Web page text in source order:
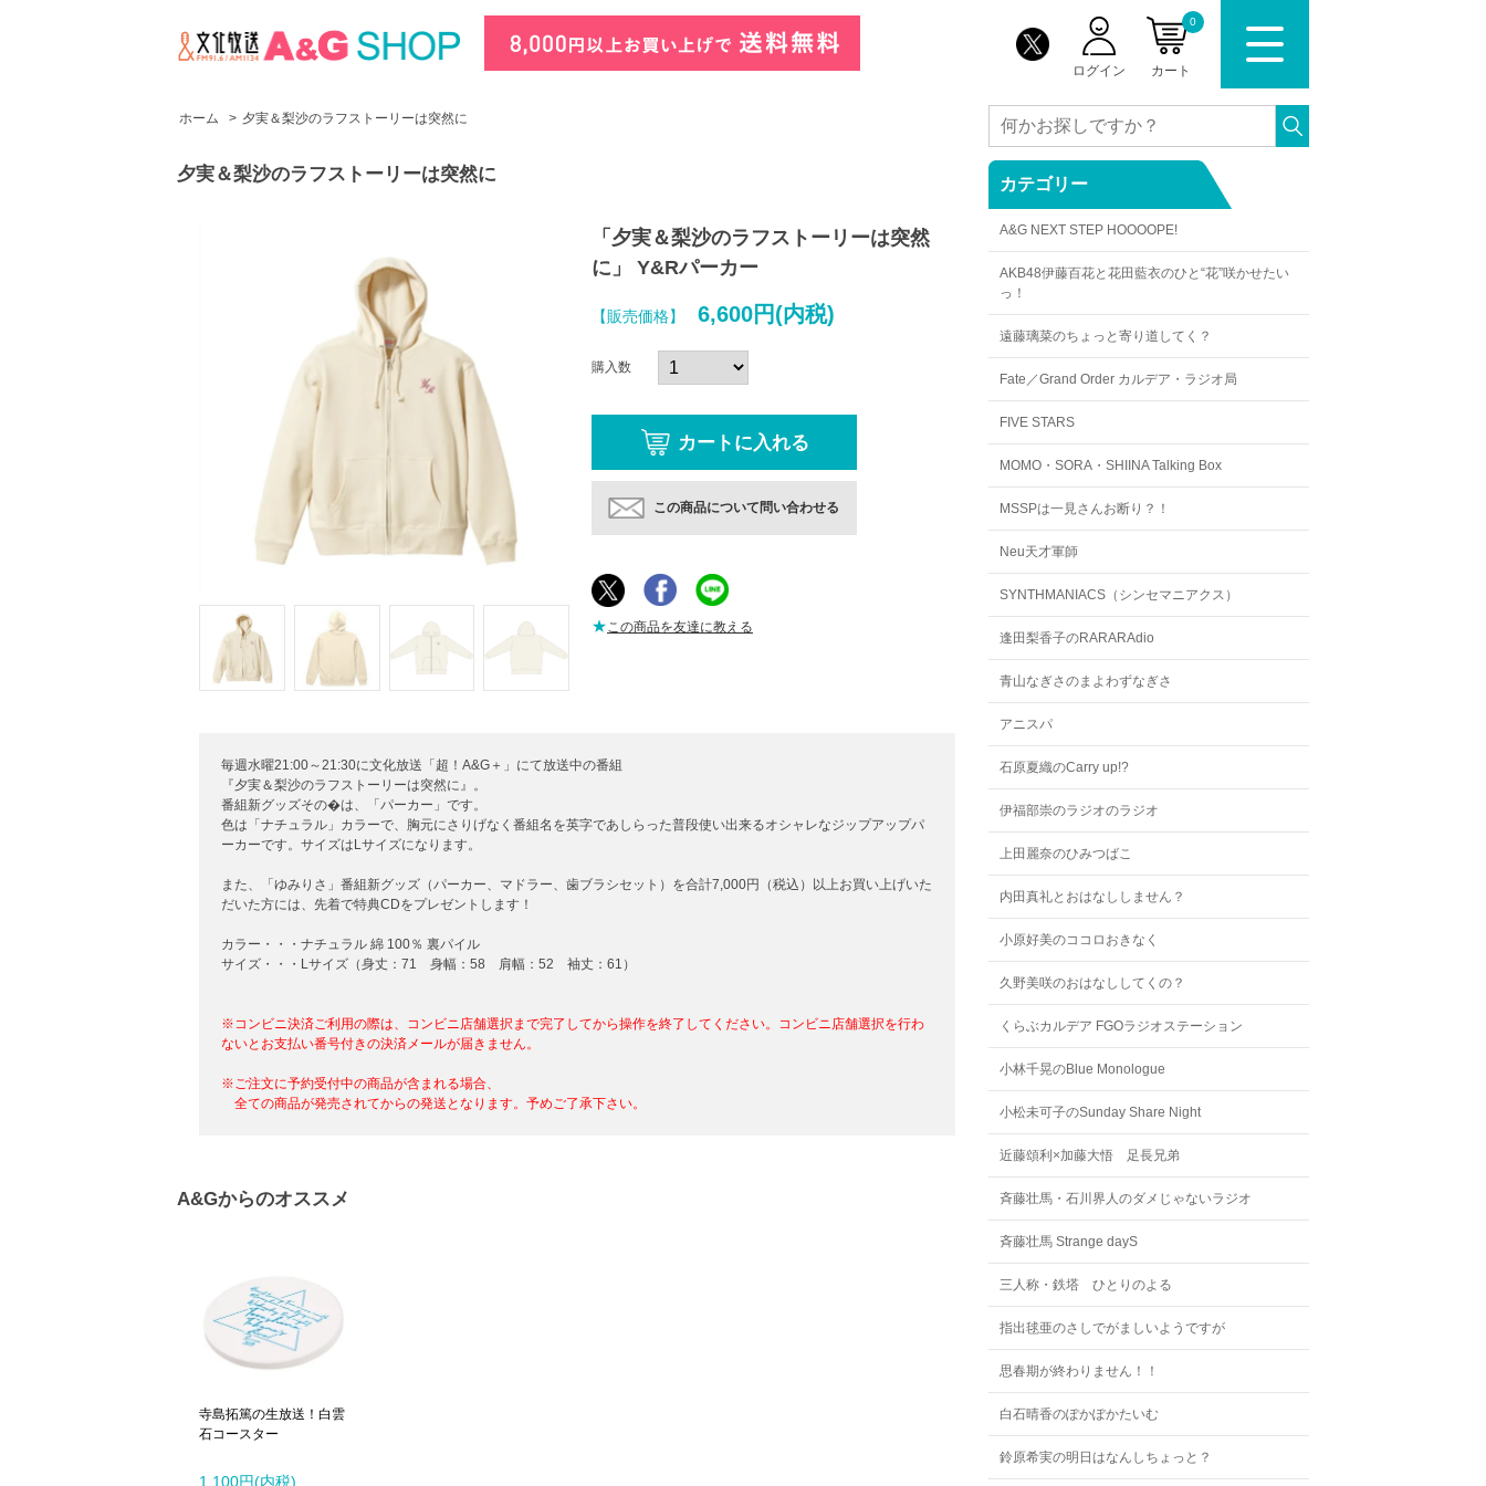
カート
0
ログイン
カテゴリー
A&G NEXT STEP HOOOOPE!
AKB48伊藤百花と花田藍衣のひと“花”咲かせたい
っ！
遠藤璃菜のちょっと寄り道してく？
Fate／Grand Order カルデア・ラジオ局
FIVE STARS
MOMO・SORA・SHIINA Talking Box
MSSPは一見さんお断り？！
Neu天才軍師
SYNTHMANIACS（シンセマニアクス）
逢田梨香子のRARARAdio
青山なぎさのまよわずなぎさ
アニスパ
石原夏織のCarry up!?
伊福部崇のラジオのラジオ
上田麗奈のひみつばこ
内田真礼とおはなししません？
小原好美のココロおきなく
久野美咲のおはなししてくの？
くらぶカルデア FGOラジオステーション
小林千晃のBlue Monologue
小松未可子のSunday Share Night
近藤頌利×加藤大悟 足長兄弟
斉藤壮馬・石川界人のダメじゃないラジオ
斉藤壮馬 Strange dayS
三人称・鉄塔 ひとりのよる
指出毬亜のさしでがましいようですが
思春期が終わりません！！
白石晴香のぽかぽかたいむ
鈴原希実の明日はなんしちょっと？
ホーム > 夕実＆梨沙のラフストーリーは突然に
夕実＆梨沙のラフストーリーは突然に
「夕実＆梨沙のラフストーリーは突然
に」 Y&Rパーカー
【販売価格】 6,600円(内税)
購入数
この商品について問い合わせる
★ この商品を友達に教える
毎週水曜21:00～21:30に文化放送「超！A&G＋」にて放送中の番組
『夕実＆梨沙のラフストーリーは突然に』。
番組新グッズその�は、「パーカー」です。
色は「ナチュラル」カラーで、胸元にさりげなく番組名を英字であしらった普段使い出来るオシャレなジップアップパ
ーカーです。サイズはLサイズになります。
また、「ゆみりさ」番組新グッズ（パーカー、マドラー、歯ブラシセット）を合計7,000円（税込）以上お買い上げいた
だいた方には、先着で特典CDをプレゼントします！
カラー・・・ナチュラル 綿 100％ 裏パイル
サイズ・・・Lサイズ（身丈：71 身幅：58 肩幅：52 袖丈：61）
※コンビニ決済ご利用の際は、コンビニ店舗選択まで完了してから操作を終了してください。コンビニ店舗選択を行わ
ないとお支払い番号付きの決済メールが届きません。
※ご注文に予約受付中の商品が含まれる場合、
全ての商品が発売されてからの発送となります。予めご了承下さい。
A&Gからのオススメ
寺島拓篤の生放送！白雲
石コースター
1,100円(内税)